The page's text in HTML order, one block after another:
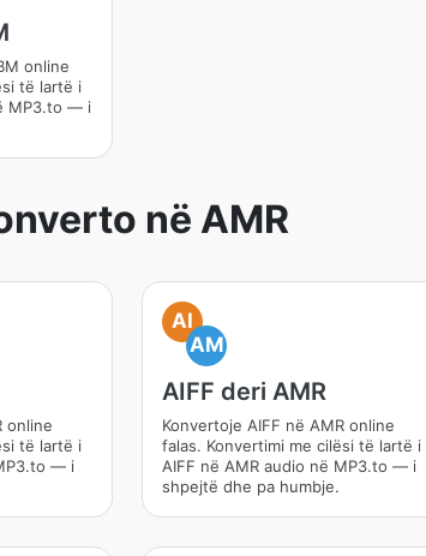
online
të lartë i
MP3.to — i
në AMR
online
të lartë i
— i
AI
AM
AIFF deri AMR
Konvertoje AIFF në AMR online
falas. Konvertimi me cilësi të lartë i
AIFF në AMR audio në MP3.to — i
shpejtë dhe pa humbje.